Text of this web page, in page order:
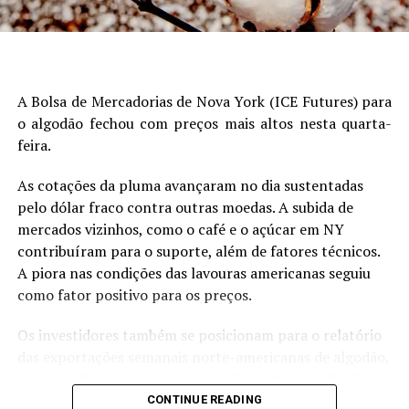
melhor relação custo-benefício”, explica Pernías.
somaram mais de 2,6 milhões de toneladas entre janeiro
e agosto de 2025 — crescimento de 68% frente ao
mesmo período de 2024. O sulfato de amônio também
volume 59% superior ao do ano passado.
Segundo o analista, a escolha por produtos menos
concentrados tende a elevar o volume total importado e
comercializado, já que é necessário movimentar
quantidades maiores para atender à mesma demanda de
concentrados. Entretanto, gera questionamentos sobre
mercadorias mais concentradas, tradicionalmente
A Bolsa de Mercadorias de Nova York (ICE Futures) para
o algodão fechou com preços mais altos nesta quarta-
feira.
As cotações da pluma avançaram no dia sustentadas
pelo dólar fraco contra outras moedas. A subida de
mercados vizinhos, como o café e o açúcar em NY
contribuíram para o suporte, além de fatores técnicos.
A piora nas condições das lavouras americanas seguiu
como fator positivo para os preços.
Os investidores também se posicionam para o relatório
(horário de Brasília), pelo Departamento de Agricultura
CONTINUE READING